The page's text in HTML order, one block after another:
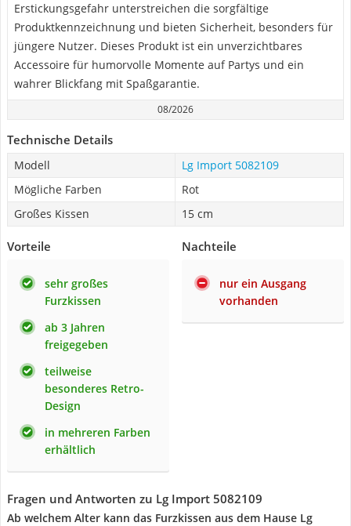
Erstickungsgefahr unterstreichen die sorgfältige
Produktkennzeichnung und bieten Sicherheit, besonders für
jüngere Nutzer. Dieses Produkt ist ein unverzichtbares
Accessoire für humorvolle Momente auf Partys und ein
wahrer Blickfang mit Spaßgarantie.
08/2026
Technische Details
Modell
Lg Import 5082109
Mögliche Farben
Rot
Großes Kissen
15 cm
Vorteile
sehr großes
Furzkissen
ab 3 Jahren
freigegeben
teilweise
besonderes Retro-
Design
in mehreren Farben
erhältlich
Nachteile
nur ein Ausgang
vorhanden
Fragen und Antworten zu Lg Import 5082109
Ab welchem Alter kann das Furzkissen aus dem Hause Lg